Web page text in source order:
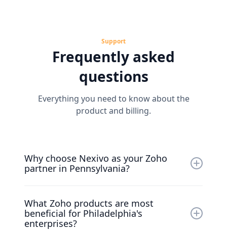
Support
Frequently asked
questions
Everything you need to know about the
product and billing.
Why choose Nexivo as your Zoho
partner in Pennsylvania?
Pennsylvania, with specialized expertise in
Zoho solutions tailored for Philadelphia's
large enterprises, ensuring maximum impact
What Zoho products are most
beneficial for Philadelphia's
enterprises?